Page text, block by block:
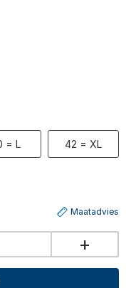
= L 42 = XL
Maatadvies
+